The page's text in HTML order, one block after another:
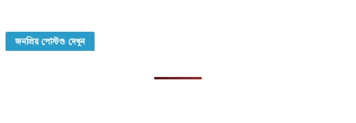
জনপ্রিয় পোস্টগু দেখুন